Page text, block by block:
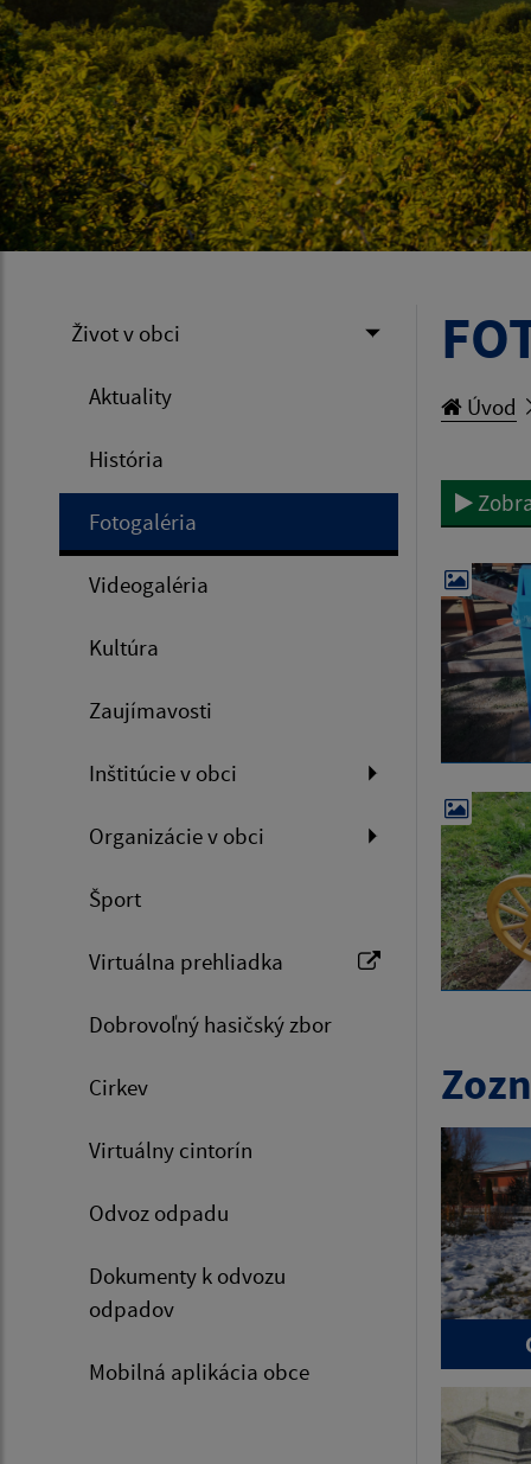
Život v obci
Aktuality
História
Fotogaléria
Videogaléria
Kultúra
Zaujímavosti
Inštitúcie v obci
Organizácie v obci
Šport
Virtuálna prehliadka
Dobrovoľný hasičský zbor
Cirkev
Virtuálny cintorín
Odvoz odpadu
Dokumenty k odvozu
odpadov
Mobilná aplikácia obce
Úvod